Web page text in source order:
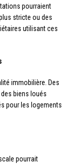
pourraient
stricte ou des
utilisant ces
immobilière. Des
biens loués
pour les logements
pourrait